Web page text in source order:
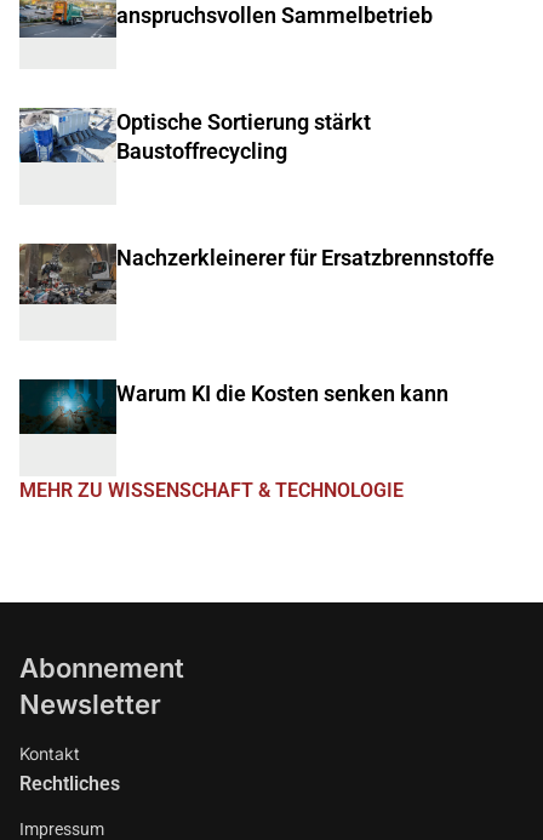
anspruchsvollen Sammelbetrieb
Optische Sortierung stärkt
Baustoffrecycling
Nachzerkleinerer für Ersatzbrennstoffe
Warum KI die Kosten senken kann
MEHR ZU WISSENSCHAFT & TECHNOLOGIE
Abonnement
Newsletter
Kontakt
Rechtliches
Impressum